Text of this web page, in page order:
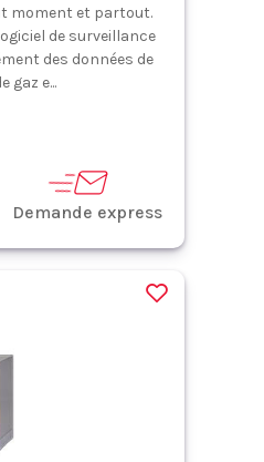
moment et partout.
de surveillance
des données de
gaz e...
Demande express